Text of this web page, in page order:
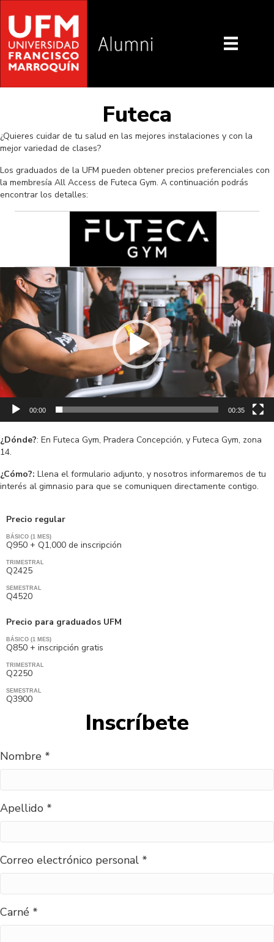
Futeca
¿Quieres cuidar de tu salud en las mejores instalaciones y con la
mejor variedad de clases?
Los graduados de la UFM pueden obtener precios preferenciales con
la membresía All Access de Futeca Gym. A continuación podrás
encontrar los detalles:
Reproductor
vídeo
00:00 00:35
¿Dónde?: En Futeca Gym, Pradera Concepción, y Futeca Gym, zona
14.
¿Cómo?: Llena el formulario adjunto, y nosotros informaremos de tu
interés al gimnasio para que se comuniquen directamente contigo.
Precio regular
BÁSICO (1 MES)
Q950 + Q1,000 de inscripción
TRIMESTRAL
Q2425
SEMESTRAL
Q4520
Precio para graduados UFM
BÁSICO (1 MES)
Q850 + inscripción gratis
TRIMESTRAL
Q2250
SEMESTRAL
Q3900
Inscríbete
Nombre *
Apellido *
Correo electrónico personal *
Carné *